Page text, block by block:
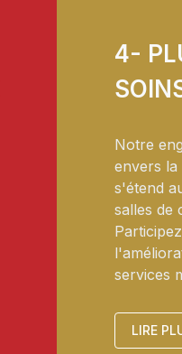
4-
Notre
envers la
s'étend
salles de
services
LIRE